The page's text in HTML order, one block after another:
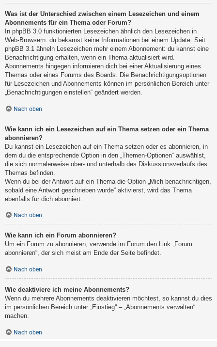
Was ist der Unterschied zwischen einem Lesezeichen und einem
Abonnements für ein Thema oder Forum?
In phpBB 3.0 funktionierten Lesezeichen ähnlich den Lesezeichen in
Web-Browsern: du bekamst keine Informationen bei einem Update. Seit
phpBB 3.1 ähneln Lesezeichen mehr einem Abonnement: du kannst eine
Benachrichtigung erhalten, wenn ein Thema aktualisiert wird.
Abonnements hingegen informieren dich bei einer Aktualisierung eines
Themas oder eines Forums des Boards. Die Benachrichtigungsoptionen
für Lesezeichen und Abonnements können im persönlichen Bereich unter
„Benachrichtigungen einstellen“ geändert werden.
Nach oben
Wie kann ich ein Lesezeichen auf ein Thema setzen oder ein Thema
abonnieren?
Du kannst ein Lesezeichen auf ein Thema setzen oder es abonnieren, in
dem du die entsprechende Option in den „Themen-Optionen“ auswählst,
die sich normalerweise ober- und unterhalb des Diskussionsverlaufs des
Themas befinden.
Wenn du bei der Antwort auf ein Thema die Option „Mich benachrichtigen,
sobald eine Antwort geschrieben wurde“ aktivierst, wird das Thema
ebenfalls für dich abonniert.
Nach oben
Wie kann ich ein Forum abonnieren?
Um ein Forum zu abonnieren, verwende im Forum den Link „Forum
abonnieren“, der sich meist am Ende der Seite befindet.
Nach oben
Wie deaktiviere ich meine Abonnements?
Wenn du mehrere Abonnements deaktivieren möchtest, so kannst du dies
im persönlichen Bereich unter „Einstieg“ – „Abonnements verwalten“
machen.
Nach oben